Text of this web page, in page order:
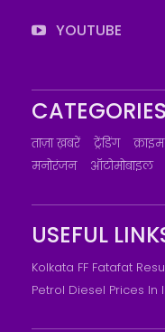
YOUTUBE
CATEGORIES
ताज़ा ख़बरें ट्रेंडिंग क्राइम
मनोरंजन
ऑटोमोबाइल
USEFUL
Kolkata FF Fatafat
Petrol Diesel Prices In